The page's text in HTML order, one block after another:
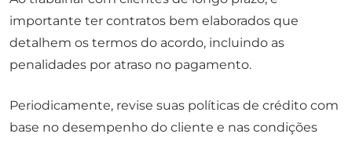
importante ter contratos bem elaborados que
detalhem os termos do acordo, incluindo as
penalidades por atraso no pagamento.
Periodicamente, revise suas políticas de crédito com
base no desempenho do cliente e nas condições